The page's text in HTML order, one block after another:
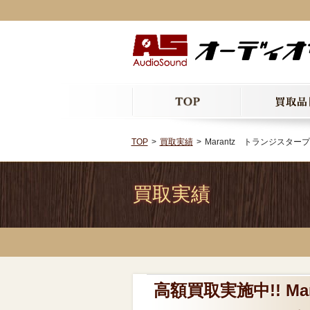
TOP 買取実績 Marantz トランジスター
買取実績
高額買取実施中!!